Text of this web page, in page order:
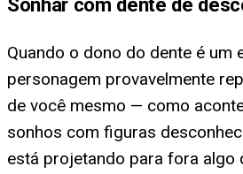
Quando o dono do dente é um
personagem provavelmente
de você mesmo — como
sonhos com figuras
está projetando para fora algo